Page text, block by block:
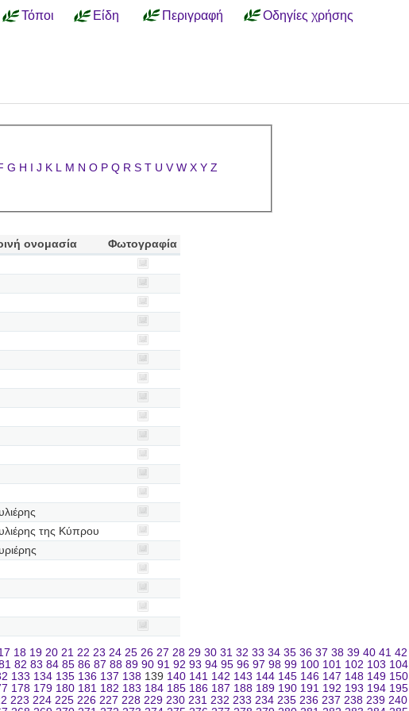
Τόποι Είδη Περιγραφή Οδηγίες χρήσης
G H I J K L M N O P Q R S T U V W X Y Z
ονομασία
Φωτογραφία
της Κύπρου
18 19 20 21 22 23 24 25 26 27 28 29 30 31 32 33 34 35 36 37 38 39 40 41 42
82 83 84 85 86 87 88 89 90 91 92 93 94 95 96 97 98 99 100 101 102 103 104
133 134 135 136 137 138 139 140 141 142 143 144 145 146 147 148 149 150
178 179 180 181 182 183 184 185 186 187 188 189 190 191 192 193 194 195
223 224 225 226 227 228 229 230 231 232 233 234 235 236 237 238 239 240